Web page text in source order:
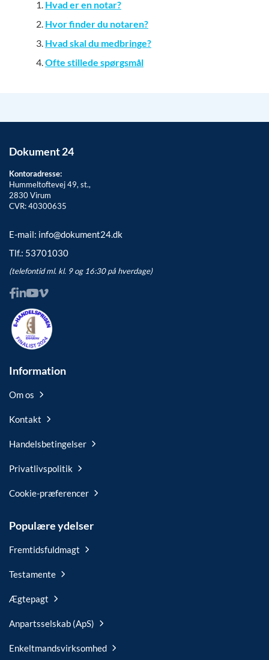
Hvad er en notar?
Hvor finder du notaren?
Hvad skal du medbringe?
Ofte stillede spørgsmål
Dokument 24
Kontoradresse:
Hummeltoftevej 49, st.,
2830Virum
CVR: 40300635
E-mail: info@dokument24.dk
Tlf.: 53701030
(telefontid ml. kl. 9 og 16:30 på hverdage)
Information
Om os
Kontakt
Handelsbetingelser
Privatlivspolitik
Cookie-præferencer
Populære ydelser
Fremtidsfuldmagt
Testamente
Ægtepagt
Anpartsselskab (ApS)
Enkeltmandsvirksomhed